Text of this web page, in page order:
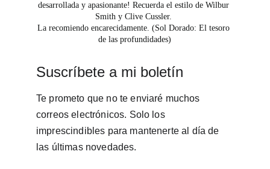
desarrollada y apasionante! Recuerda el estilo de Wilbur
Smith y Clive Cussler.
La recomiendo encarecidamente. (Sol Dorado: El tesoro
de las profundidades)
Suscríbete a mi boletín
Te prometo que no te enviaré muchos
correos electrónicos. Solo los
imprescindibles para mantenerte al día de
las últimas novedades.